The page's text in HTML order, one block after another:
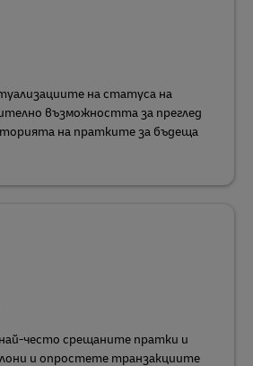
на статуса на
възможността за преглед
на пратките за бъдеща
често срещаните пратки и
и опростете транзакциите